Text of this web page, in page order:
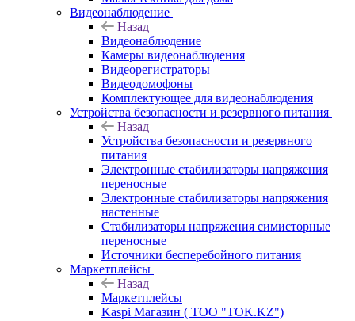
Видеонаблюдение
Назад
Видеонаблюдение
Камеры видеонаблюдения
Видеорегистраторы
Видеодомофоны
Комплектующее для видеонаблюдения
Устройства безопасности и резервного питания
Назад
Устройства безопасности и резервного
питания
Электронные стабилизаторы напряжения
переносные
Электронные стабилизаторы напряжения
настенные
Стабилизаторы напряжения симисторные
переносные
Источники бесперебойного питания
Маркетплейсы
Назад
Маркетплейсы
Kaspi Магазин ( ТОО "TOK.KZ")